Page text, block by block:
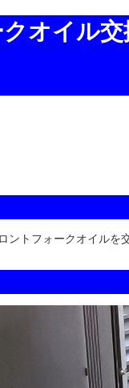
オイル交
ントフォークオイルを